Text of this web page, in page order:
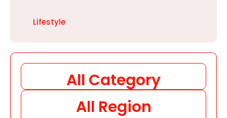
Lifestyle
All Category
All Region